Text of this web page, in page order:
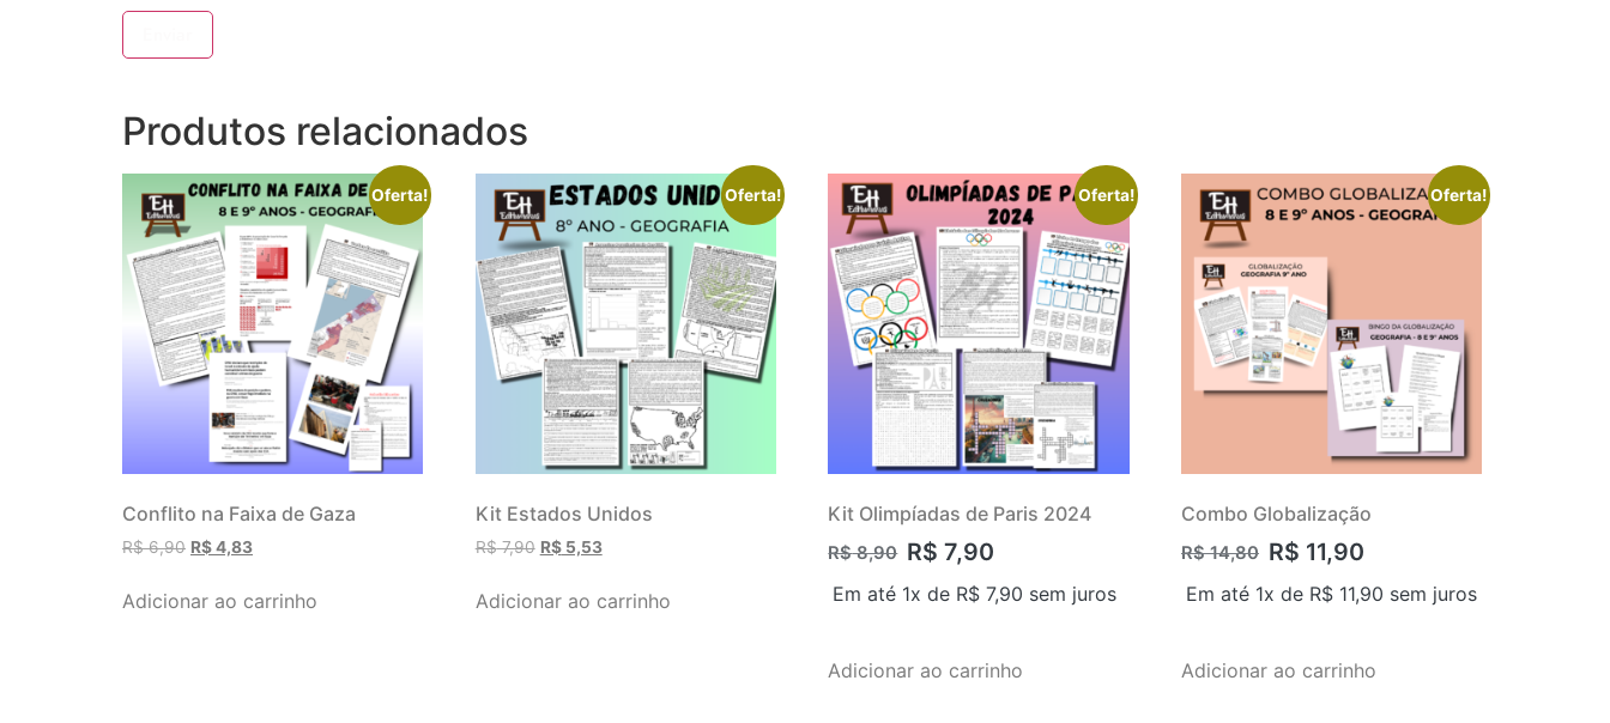
Produtos relacionados
Oferta!
Conflito na Faixa de Gaza
R$6,90 R$4,83
Adicionar ao carrinho
Oferta!
Kit Estados Unidos
R$7,90 R$5,53
Adicionar ao carrinho
Oferta!
Kit Olimpíadas de Paris 2024
R$8,90 R$ 7,90
Em até 1x de R$ 7,90 sem juros
Adicionar ao carrinho
Oferta!
Combo Globalização
R$14,80 R$ 11,90
Em até 1x de R$ 11,90 sem juros
Adicionar ao carrinho